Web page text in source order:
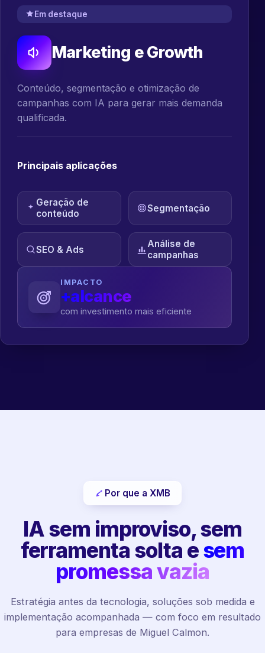
Em destaque
Marketing e Growth
Conteúdo, segmentação e otimização de
campanhas com IA para gerar mais demanda
qualificada.
Principais aplicações
Geração de
conteúdo
Segmentação
SEO & Ads
Análise de
campanhas
IMPACTO
+alcance
com investimento mais eficiente
Por que a XMB
IA sem improviso, sem
ferramenta solta esem
promessa vazia
Estratégia antes da tecnologia, soluções sob medida e
implementação acompanhada — com foco em resultado
para empresas de Miguel Calmon.